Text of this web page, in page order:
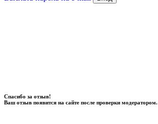
Спасибо за отзыв!
Ваш отзыв появится на сайте после проверки модератором.